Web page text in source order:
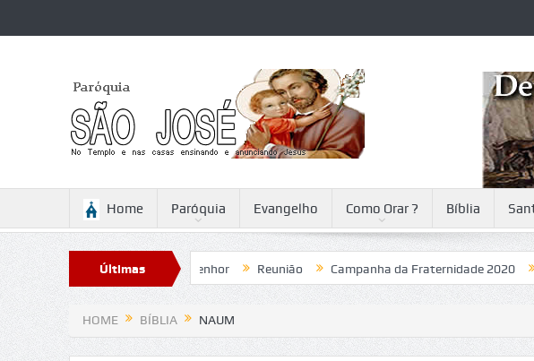
Home Paróquia Evangelho Como Orar ? Bíblia
Últimas
Notícias
para a Ascensão do Senhor Reunião Campanha da Fraternidade 2020
HOME BÍBLIA NAUM